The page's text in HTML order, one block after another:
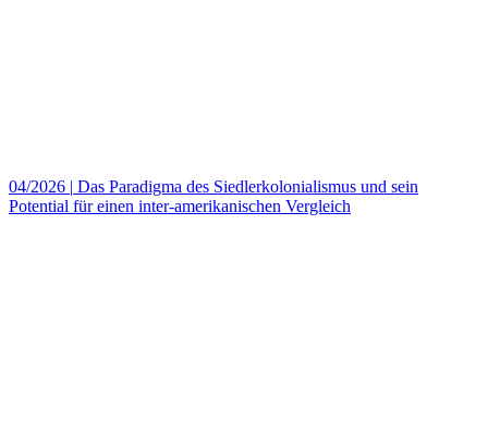
04/2026 | Das Paradigma des Siedlerkolonialismus und sein
Potential für einen inter-amerikanischen Vergleich